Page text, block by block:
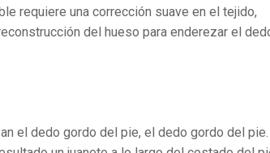
requiere una corrección suave en el tejido,
del hueso para enderezar el
el dedo gordo del pie, el dedo gordo del pie.